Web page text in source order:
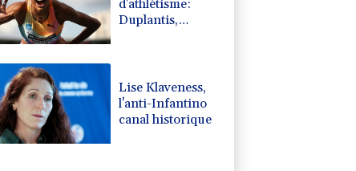
d'athlétisme:
Duplantis,
Lise Klaveness,
l'anti-Infantino
canal historique